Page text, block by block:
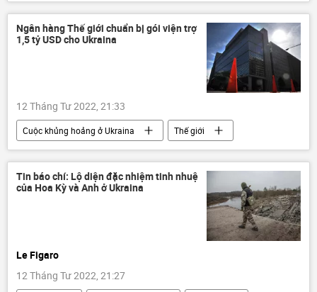
Tàu điện ngầm
nổ súng
Ngân hàng Thế giới chuẩn bị gói viện trợ
1,5 tỷ USD cho Ukraina
12 Tháng Tư 2022, 21:33
Cuộc khủng hoảng ở Ukraina
Thế giới
Ukraina
Ngân hàng Thế giới
viện trợ
Tin báo chí: Lộ diện đặc nhiệm tinh nhuệ
của Hoa Kỳ và Anh ở Ukraina
Le Figaro
12 Tháng Tư 2022, 21:27